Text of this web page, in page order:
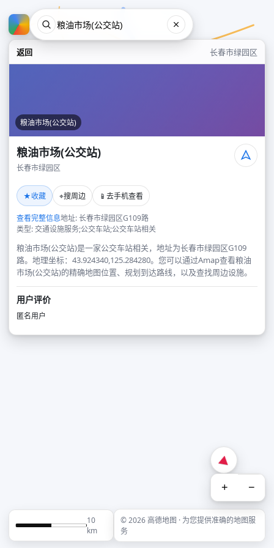
返回 长春市绿园区
粮油市场(公交站)
粮油市场(公交站)
长春市绿园区
★收藏 ⌖搜周边 📱 去手机查看
查看完整信息地址: 长春市绿园区G109路
类型: 交通设施服务;公交车站;公交车站相关
粮油市场(公交站)是一家公交车站相关，地址为长春市绿园区G109
路。地理坐标：43.924340,125.284280。您可以通过Amap查看粮油
市场(公交站)的精确地图位置、规划到达路线，以及查找周边设施。
用户评价
匿名用户
+ −
10
km
© 2026 高德地图 · 为您提供准确的地图服
务